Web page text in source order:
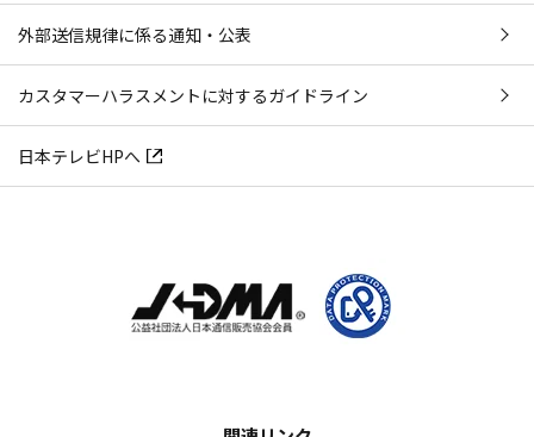
外部送信規律に係る通知・公表
カスタマーハラスメントに対するガイドライン
日本テレビHPへ